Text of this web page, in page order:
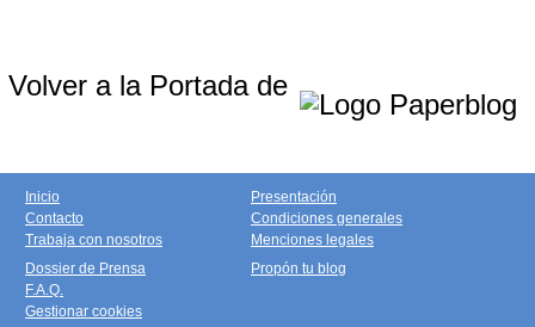
Volver a la Portada de
Inicio
Contacto
Trabaja con nosotros
Presentación
Condiciones generales
Menciones legales
Dossier de Prensa
F.A.Q.
Gestionar cookies
Propón tu blog